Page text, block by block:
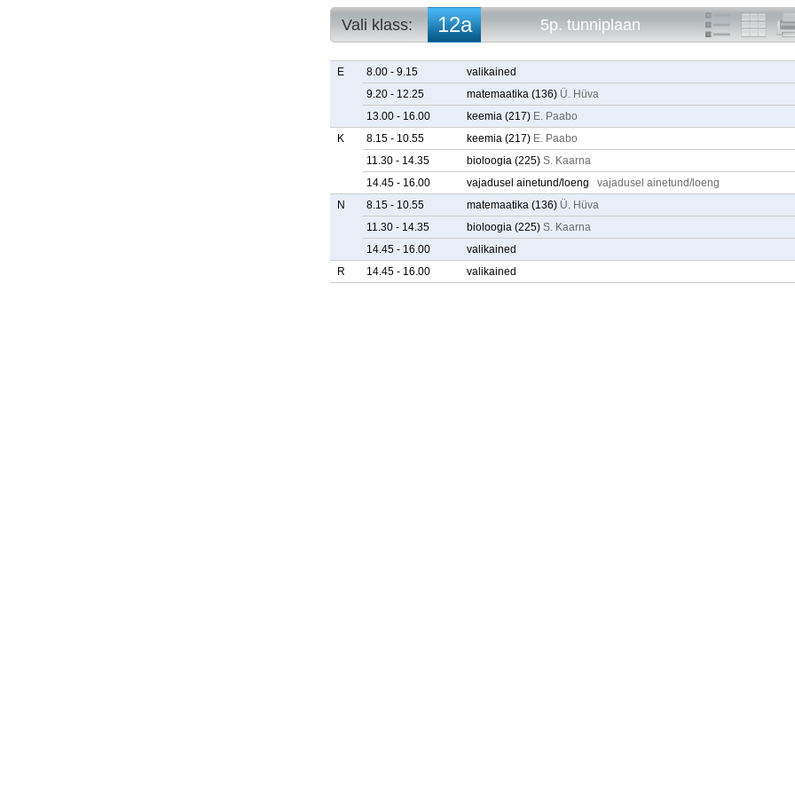
Vali klass: 12a
10c
11b
11c
12a
12b
12e
5p. tunniplaan
5p. tunniplaan
E 8.00 - 9.15
valikained
9.20 - 12.25
matemaatika (136) Ü. Hüva
13.00 - 16.00
keemia (217) E. Paabo
K
8.15 - 10.55 keemia (217) E. Paabo
11.30 - 14.35
bioloogia (225) S. Kaarna
14.45 - 16.00
vajadusel ainetund/loeng
vajadusel ainetund/loeng
N
8.15 - 10.55 matemaatika (136) Ü. Hüva
11.30 - 14.35
bioloogia (225) S. Kaarna
14.45 - 16.00
valikained
R
14.45 - 16.00 valikained